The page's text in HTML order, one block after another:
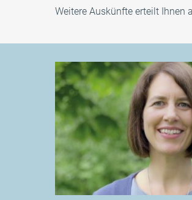
Weitere Auskünfte erteilt Ihnen